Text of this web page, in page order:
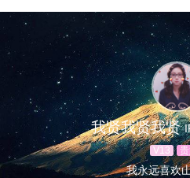
我贤我贤我贤
V13
我永远喜欢